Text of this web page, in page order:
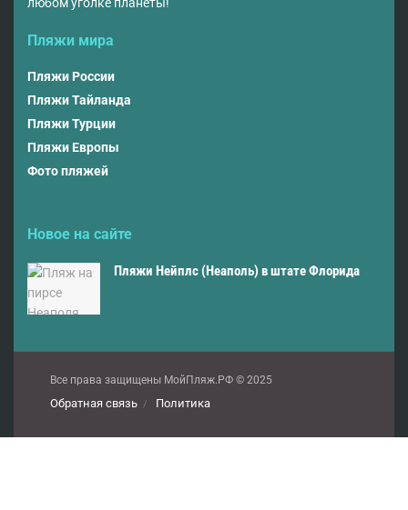
любом уголке планеты!
Пляжи мира
Пляжи России
Пляжи Тайланда
Пляжи Турции
Пляжи Европы
Фото пляжей
Новое на сайте
Пляжи Нейплс (Неаполь) в штате Флорида
Все права защищены МойПляж.РФ © 2025
Обратная связь Политика